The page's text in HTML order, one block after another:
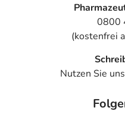
0800
(kostenfrei
Nutzen Sie